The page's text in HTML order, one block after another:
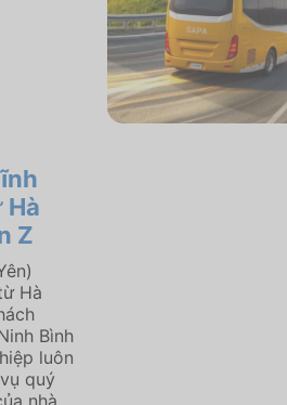
Hà
Z
Hà
Bình
luôn
quý
nhà